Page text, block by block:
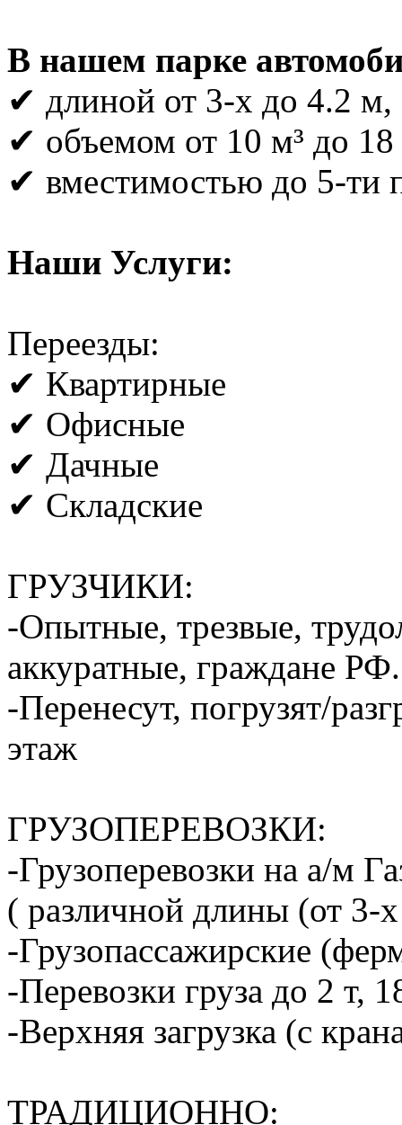
В нашем парке
✔ длиной от 3-х до 4.2 м,
✔ объемом от 10 м³ до 18
✔ вместимостью до 5-ти
Наши Услуги:
Переезды:
✔ Квартирные
✔ Офисные
✔ Дачные
✔ Складские
ГРУЗЧИКИ:
-Опытные, трезвые,
аккуратные, граждане РФ.
-Перенесут, погрузят/
этаж
ГРУЗОПЕРЕВОЗКИ:
-Грузоперевозки на а/м
( различной длины (от 3-
-Грузопассажирские
-Перевозки груза до 2 т,
-Верхняя загрузка (с
ТРАДИЦИОННО: